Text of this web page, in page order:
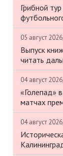
Грибной
05 август
Выпуск
читать
04 август
«Голепад»
матчах
04 август